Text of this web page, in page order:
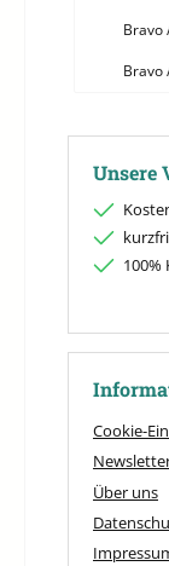
Bravo
Bravo
Unsere
Cookie-
Über uns